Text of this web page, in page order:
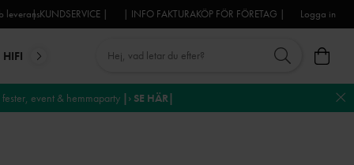
leverans| KUNDSERVICE | | INFO FAKTURAKÖP FÖR FÖRETAG | Logga in
MIKROFONER DJ-UTRUSTNING TROSS
fester, event & hemmaparty |› SE HÄR|